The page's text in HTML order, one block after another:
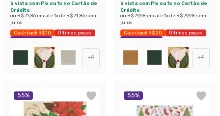
à vista com Pix ou 1x no Cartão de
Crédito
ou R$ 71,86 em até1x de R$ 71,86 sem
juros
Cashback R$ 10
Últimas peças
Economize 41%
+4
à vista com Pix ou 1x no Cartão de
Crédito
ou R$ 79,98 em até1x de R$ 79,98 sem
juros
Cashback R$ 20
Últimas peças
Economize 34%
+4
55% 55%